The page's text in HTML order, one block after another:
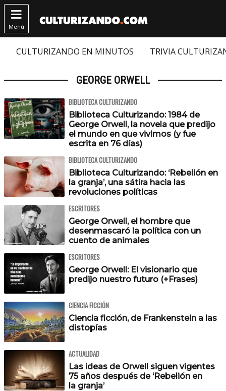

Menú
CULTURIZANDO EN MINUTOS TRIVIA
GEORGE ORWELL
BIBLIOTECA CULTURIZANDO
Biblioteca Culturizando: 1984 de
George Orwell, la novela que predijo
el mundo en que vivimos (y fue
escrita en 76 días)
BIBLIOTECA CULTURIZANDO
Biblioteca Culturizando: ‘Rebelión en
la granja’, una sátira hacia las
revoluciones políticas
ESCRITORES
George Orwell, el hombre que
desenmascaró la política con un
cuento de animales
ESCRITORES
George Orwell: El visionario que
predijo nuestro futuro (+Frases)
CIENCIA FICCIÓN
Ciencia ficción, de Frankenstein a las
distopías
ACTUALIDAD
Las ideas de Orwell siguen vigentes
75 años después de ‘Rebelión en
la granja’